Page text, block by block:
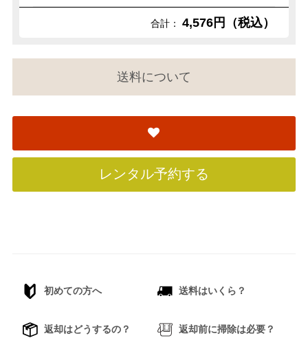
合計： 4,576円（税込）
送料について
レンタル予約する
初めての方へ 送料はいくら？
返却はどうするの？ 返却前に掃除は必要？